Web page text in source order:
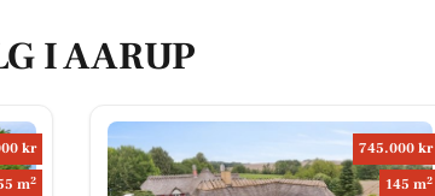
I AARUP
kr
m2
745.000 kr
145 m2